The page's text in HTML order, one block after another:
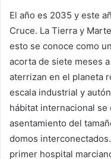
El año es 2035 y este
Cruce. La Tierra y
esto se conoce como
acorta de siete meses
aterrizan en el planeta
escala industrial y
hábitat internacional
asentamiento del
domos
primer hospital